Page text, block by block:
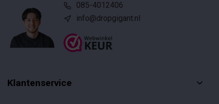
085-4012406
info@dropgigant.nl
Klantenservice